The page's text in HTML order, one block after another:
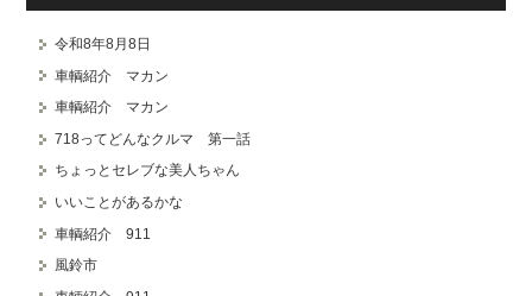
令和8年8月8日
車輌紹介 マカン
車輌紹介 マカン
718ってどんなクルマ 第一話
ちょっとセレブな美人ちゃん
いいことがあるかな
車輌紹介 911
風鈴市